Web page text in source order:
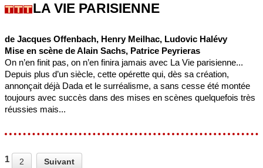
LA VIE PARISIENNE
de Jacques Offenbach, Henry Meilhac, Ludovic Halévy
Mise en scène de Alain Sachs, Patrice Peyrieras
On n’en finit pas, on n’en finira jamais avec La Vie parisienne...
Depuis plus d’un siècle, cette opérette qui, dès sa création,
annonçait déjà Dada et le surréalisme, a sans cesse été montée
toujours avec succès dans des mises en scènes quelquefois très
réussies mais...
1 2 Suivant